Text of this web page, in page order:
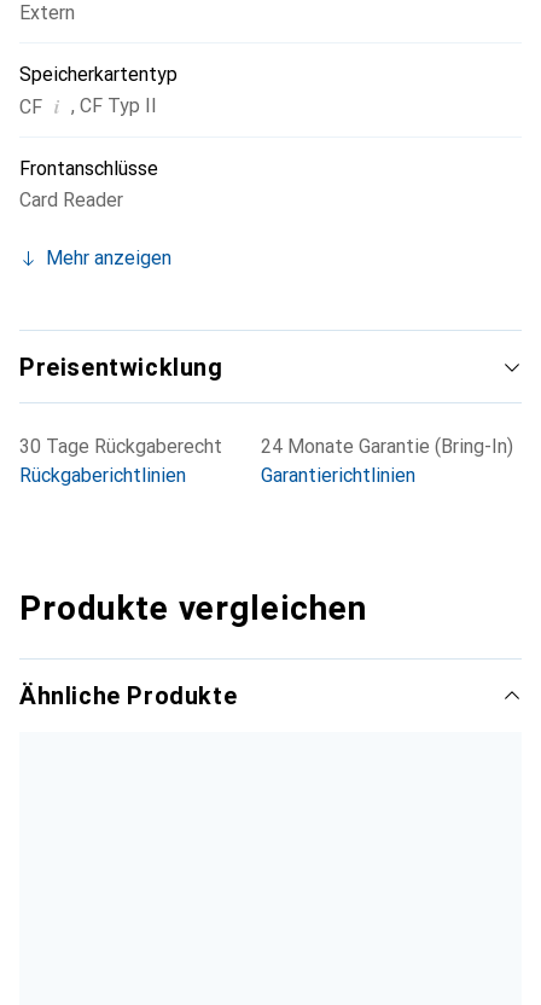
Extern
Speicherkartentyp
CF i , CF Typ II
Frontanschlüsse
Card Reader
Mehr anzeigen
Preisentwicklung
30 Tage Rückgaberecht
Rückgaberichtlinien
24 Monate Garantie (Bring-In)
Garantierichtlinien
Produkte vergleichen
Ähnliche Produkte